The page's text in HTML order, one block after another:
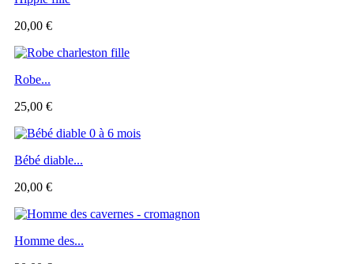
20,00 €
Robe...
25,00 €
Bébé diable...
20,00 €
Homme des...